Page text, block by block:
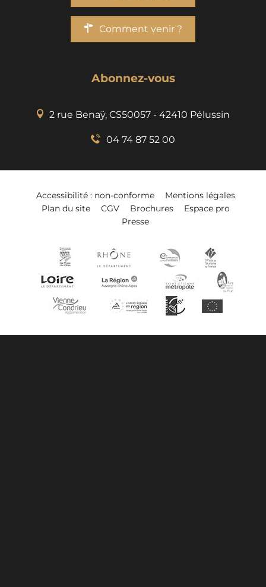
Comment venir ?
Abonnez-vous
2 rue Benaÿ, CS50057 - 42410 Pélussin
04 74 87 52 00
Accessibilité : non-conforme
Mentions légales
Plan du site
CGV Brochures
Espace pro
Presse